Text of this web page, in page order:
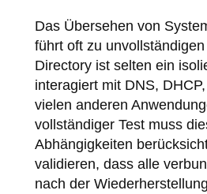
Das Übersehen von
führt oft zu
Directory ist selten ein
interagiert mit DNS,
vielen anderen
vollständiger Test muss
Abhängigkeiten
validieren, dass alle
nach der